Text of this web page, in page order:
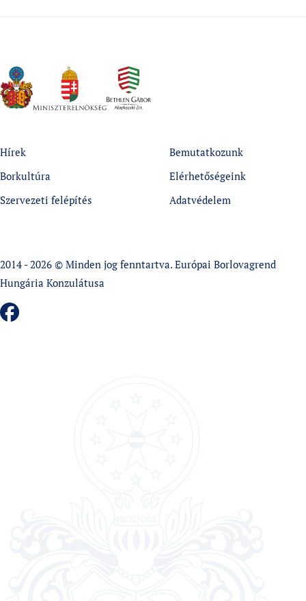
Hírek
Borkultúra
Szervezeti felépítés
Bemutatkozunk
Elérhetőségeink
Adatvédelem
2014 - 2026 © Minden jog fenntartva. Európai Borlovagrend
Hungária Konzulátusa